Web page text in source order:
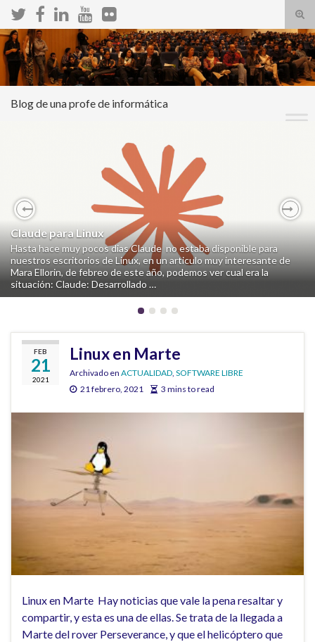
el
de
Search for:
Blog de una profe de informática
Claude para Linux
Hasta hace muy pocos dias Claude no estaba disponible para
nuestros escritorios de Linux, en un articulo muy interesante de
Mara Ellorin, de febreo de este año, podemos ver cual era la
situación: Claude: Desarrollado …
Previous
FEB
21
2021
Linux en Marte
Archivado en ACTUALIDAD SOFTWARE LIBRE
21 febrero, 2021
3 mins to read
Linux en Marte Hay noticias que vale la pena resaltar y
compartir, y esta es una de ellas. Se trata de la llegada a
Marte del rover Perseverance, y que el helicóptero que